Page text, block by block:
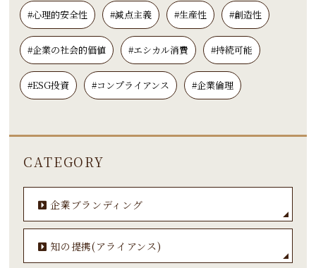
#心理的安全性 #減点主義 #生産性 #創造性
#企業の社会的価値 #エシカル消費 #持続可能
#ESG投資 #コンプライアンス #企業倫理
CATEGORY
企業ブランディング
知の提携(アライアンス)